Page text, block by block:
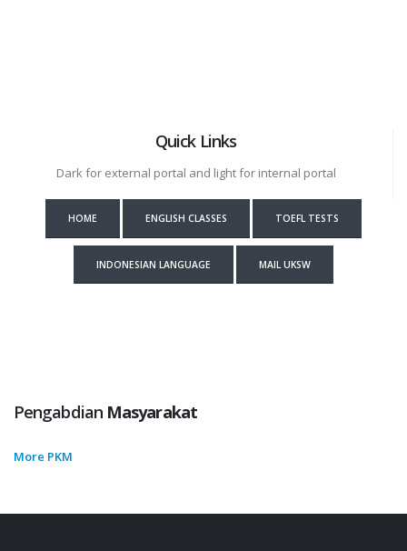
Quick Links
Dark for external portal and light for internal portal
HOME ENGLISH CLASSES TOEFL TESTS
INDONESIAN LANGUAGE MAIL UKSW
Pengabdian Masyarakat
More PKM